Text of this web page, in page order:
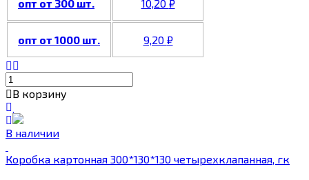
опт от 300 шт. 10,20 ₽
опт от 1000 шт. 9,20 ₽
В корзину
В наличии
Коробка картонная 300*130*130 четырехклапанная, гк